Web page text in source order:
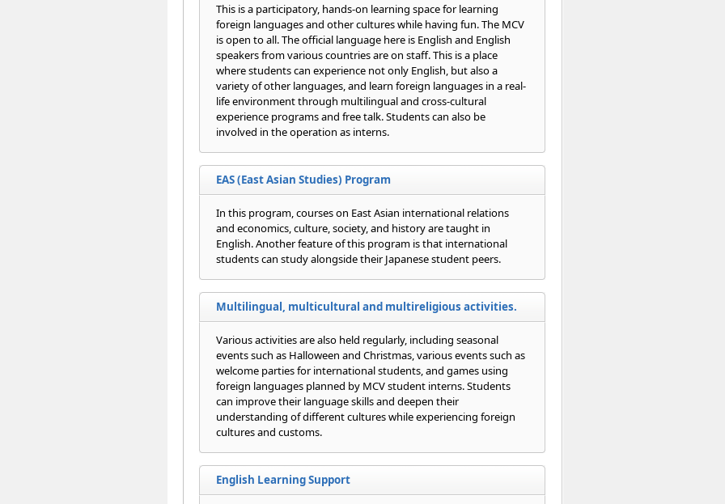
This is a participatory, hands-on learning space for learning
foreign languages and other cultures while having fun. The MCV
is open to all. The official language here is English and English
speakers from various countries are on staff. This is a place
where students can experience not only English, but also a
variety of other languages, and learn foreign languages in a real-
life environment through multilingual and cross-cultural
experience programs and free talk. Students can also be
involved in the operation as interns.
EAS (East Asian Studies) Program
In this program, courses on East Asian international relations
and economics, culture, society, and history are taught in
English. Another feature of this program is that international
students can study alongside their Japanese student peers.
Multilingual, multicultural and multireligious activities.
Various activities are also held regularly, including seasonal
events such as Halloween and Christmas, various events such as
welcome parties for international students, and games using
foreign languages planned by MCV student interns. Students
can improve their language skills and deepen their
understanding of different cultures while experiencing foreign
cultures and customs.
English Learning Support